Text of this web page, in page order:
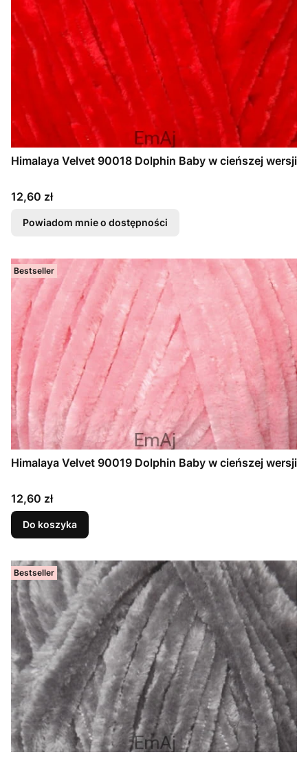
Himalaya Velvet 90018 Dolphin Baby w cieńszej wersji
Cena
12,60 zł
Powiadom mnie o dostępności
Bestseller
Himalaya Velvet 90019 Dolphin Baby w cieńszej wersji
Cena
12,60 zł
Do koszyka
Bestseller